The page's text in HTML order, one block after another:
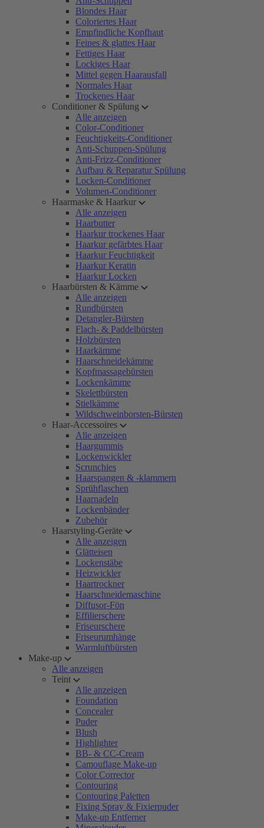
Blondes Haar
Coloriertes Haar
Empfindliche Kopfhaut
Feines & glattes Haar
Fettiges Haar
Lockiges Haar
Mittel gegen Haarausfall
Normales Haar
Trockenes Haar
Conditioner & Spülung
Alle anzeigen
Color-Conditioner
Feuchtigkeits-Conditioner
Anti-Schuppen-Spülung
Anti-Frizz-Conditioner
Aufbau & Reparatur Spülung
Locken-Conditioner
Volumen-Conditioner
Haarmaske & Haarkur
Alle anzeigen
Haarbutter
Haarkur trockenes Haar
Haarkur gefärbtes Haar
Haarkur Feuchtigkeit
Haarkur Keratin
Haarkur Locken
Haarbürsten & Kämme
Alle anzeigen
Rundbürsten
Detangler-Bürsten
Flach- & Paddelbürsten
Holzbürsten
Haarkämme
Haarschneidekämme
Kopfmassagebürsten
Lockenkämme
Skelettbürsten
Stielkämme
Wildschweinborsten-Bürsten
Haar-Accessoires
Alle anzeigen
Haargummis
Lockenwickler
Scrunchies
Haarspangen & -klammern
Sprühflaschen
Haarnadeln
Lockenbänder
Zubehör
Haarstyling-Geräte
Alle anzeigen
Glätteisen
Lockenstäbe
Heizwickler
Haartrockner
Haarschneidemaschine
Diffusor-Fön
Effilierschere
Friseurschere
Friseurumhänge
Warmluftbürsten
Make-up
Alle anzeigen
Teint
Alle anzeigen
Foundation
Concealer
Puder
Blush
Highlighter
BB- & CC-Cream
Camouflage Make-up
Color Corrector
Contouring
Contouring Paletten
Fixing Spray & Fixierpuder
Make-up Entferner